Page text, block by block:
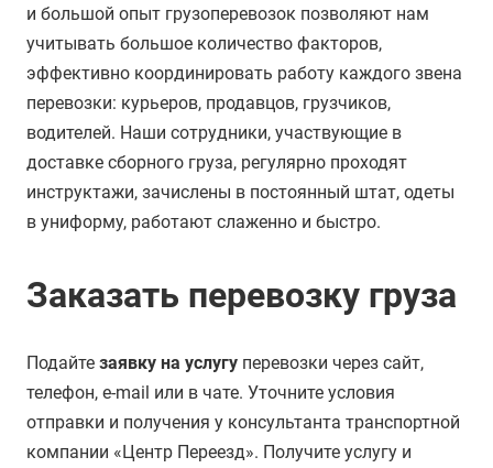
и большой опыт грузоперевозок позволяют нам
учитывать большое количество факторов,
эффективно координировать работу каждого звена
перевозки: курьеров, продавцов, грузчиков,
водителей. Наши сотрудники, участвующие в
доставке сборного груза, регулярно проходят
инструктажи, зачислены в постоянный штат, одеты
в униформу, работают слаженно и быстро.
Заказать перевозку груза
Подайте заявку на услугу перевозки через сайт,
телефон, e-mail или в чате. Уточните условия
отправки и получения у консультанта транспортной
компании «Центр Переезд». Получите услугу и